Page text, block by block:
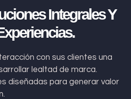
Integrales Y
con sus clientes una
lealtad de marca.
diseñadas para generar valor